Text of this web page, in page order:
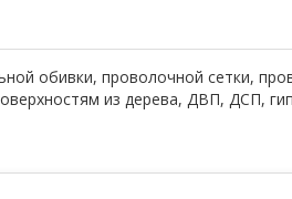
обивки, проволочной сетки,
из дерева, ДВП, ДСП,